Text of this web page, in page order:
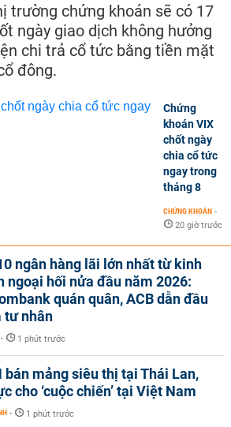
trường chứng khoán sẽ có 17
ngày giao dịch không hưởng
chi trả cổ tức bằng tiền mặt
đông.
Chứng
khoán VIX
chốt ngày
chia cổ tức
ngay trong
tháng 8
CHỨNG KHOÁN -
20 giờ trước
ngân hàng lãi lớn nhất từ kinh
ngoại hối nửa đầu năm 2026:
quán quân, ACB dẫn đầu
tư nhân
- 1 phút trước
bán mảng siêu thị tại Thái Lan,
cho ‘cuộc chiến’ tại Việt Nam
- 1 phút trước